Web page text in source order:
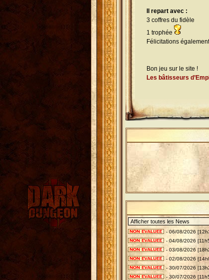
Il repart avec :
3 coffres du fidèle
1 trophée
Félicitations
Bon jeu sur le site !
Les bâtisseurs
- 06/08/2026
- 04/08/2026
- 03/08/2026
- 02/08/2026
- 30/07/2026
- 30/07/2026